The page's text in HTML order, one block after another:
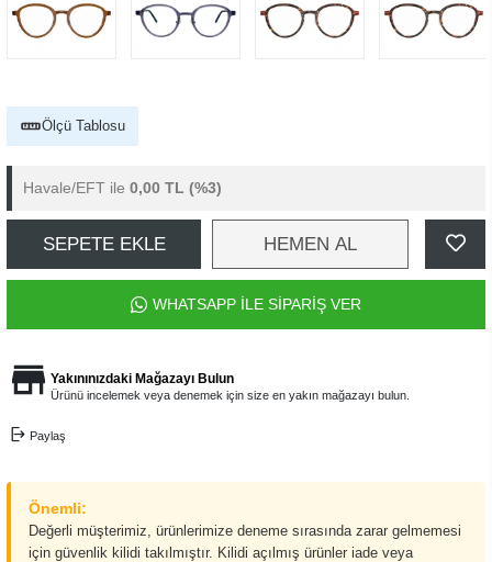
Ölçü Tablosu
Havale/EFT ile 0,00 TL (%3)
SEPETE EKLE HEMEN AL
WHATSAPP İLE SİPARİŞ VER
Yakınınızdaki Mağazayı Bulun
Ürünü incelemek veya denemek için size en yakın mağazayı bulun.
Paylaş
Önemli:
Değerli müşterimiz, ürünlerimize deneme sırasında zarar gelmemesi
için güvenlik kilidi takılmıştır. Kilidi açılmış ürünler iade veya